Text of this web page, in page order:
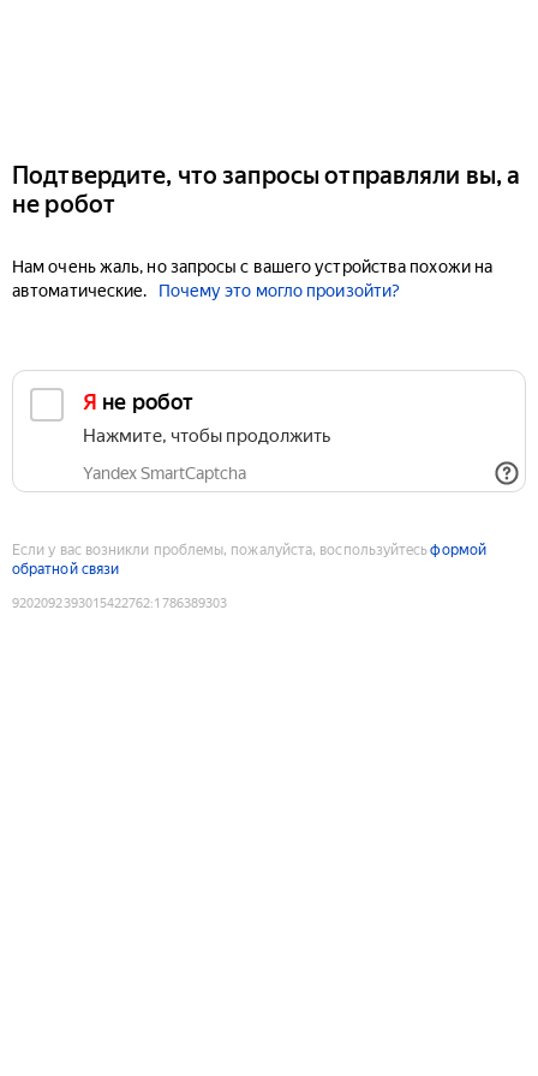
Подтвердите, что запросы отправляли вы, а
не робот
Нам очень жаль, но запросы с вашего устройства похожи на
автоматические.
Почему это могло произойти?
Я не робот
Нажмите, чтобы продолжить
Yandex SmartCaptcha
Если у вас возникли проблемы, пожалуйста, воспользуйтесьформой
обратной связи
9202092393015422762:1786389303